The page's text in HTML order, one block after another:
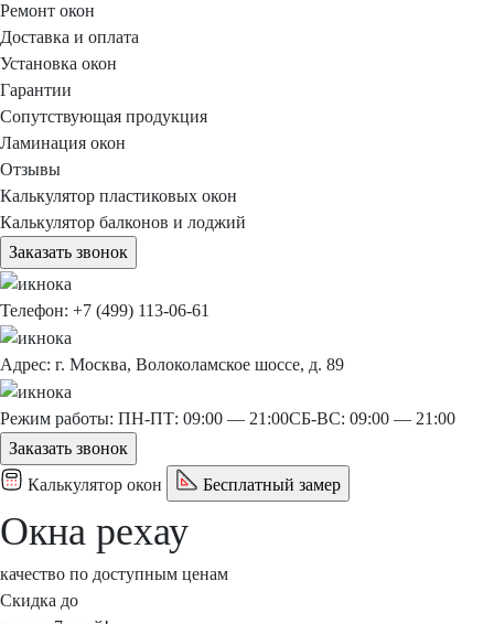
Ремонт окон
Доставка и оплата
Установка окон
Гарантии
Сопутствующая продукция
Ламинация окон
Отзывы
Калькулятор пластиковых окон
Калькулятор балконов и лоджий
Заказать звонок
Телефон: +7 (499) 113-06-61
Адрес: г. Москва, Волоколамское шоссе, д. 89
Режим работы: ПН-ПТ: 09:00 — 21:00СБ-ВС: 09:00 — 21:00
Заказать звонок
Калькулятор окон
Бесплатный замер
Окна рехау
качество по доступным ценам
Скидка до